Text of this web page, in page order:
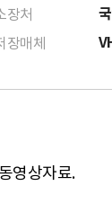
장처
장매체
영상자료.